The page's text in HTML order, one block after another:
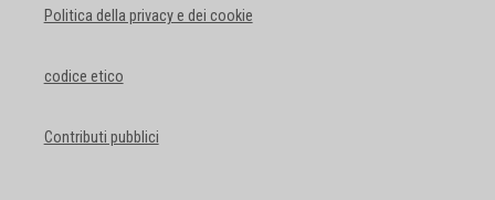
Politica della privacy e dei cookie
codice etico
Contributi pubblici